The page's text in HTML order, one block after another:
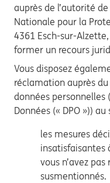
auprès de l’autorité
Nationale pour la
4361 Esch-sur-Alzette,
former un recours
Vous disposez
réclamation auprès
données personnelles
Données (« DPO »)) au
les mesures
insatisfaisantes
vous n’avez
susmentionnés.